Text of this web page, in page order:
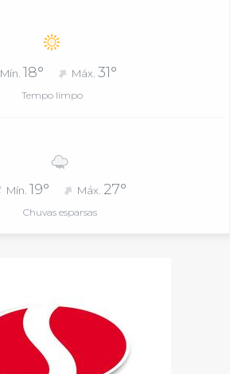
Mín. 18° Máx. 31°
Tempo limpo
Mín. 19° Máx. 27°
Chuvas esparsas